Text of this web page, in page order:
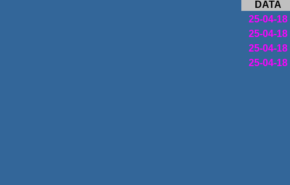
DATA
25-04-18
25-04-18
25-04-18
25-04-18